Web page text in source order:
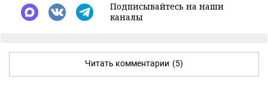
Подписывайтесь на наши
каналы
Читать комментарии (5)